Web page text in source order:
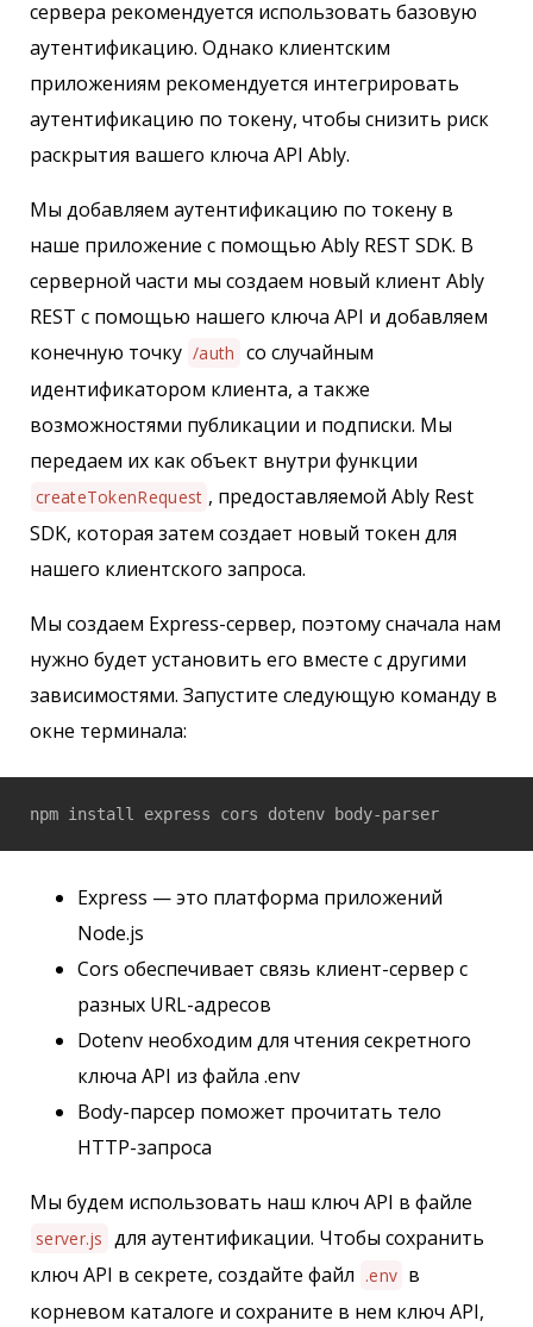
сервера рекомендуется использовать базовую
аутентификацию. Однако клиентским
приложениям рекомендуется интегрировать
аутентификацию по токену, чтобы снизить риск
раскрытия вашего ключа API Ably.
Мы добавляем аутентификацию по токену в
наше приложение с помощью Ably REST SDK. В
серверной части мы создаем новый клиент Ably
REST с помощью нашего ключа API и добавляем
конечную точку /auth со случайным
идентификатором клиента, а также
возможностями публикации и подписки. Мы
передаем их как объект внутри функции
createTokenRequest , предоставляемой Ably Rest
SDK, которая затем создает новый токен для
нашего клиентского запроса.
Мы создаем Express-сервер, поэтому сначала нам
нужно будет установить его вместе с другими
зависимостями. Запустите следующую команду в
окне терминала:
npm install express cors dotenv body-parser
Express — это платформа приложений
Node.js
Cors обеспечивает связь клиент-сервер с
разных URL-адресов
Dotenv необходим для чтения секретного
ключа API из файла .env
Body-парсер поможет прочитать тело
HTTP-запроса
Мы будем использовать наш ключ API в файле
server.js для аутентификации. Чтобы сохранить
ключ API в секрете, создайте файл .env в
корневом каталоге и сохраните в нем ключ API,